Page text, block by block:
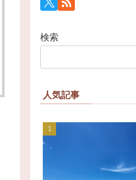
検索
人気記事